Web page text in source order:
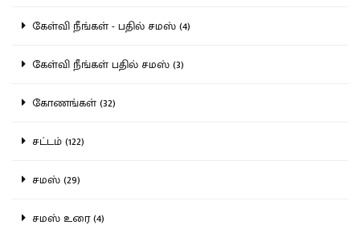
கேள்வி நீங்கள் - பதில் சமஸ் (4)
கேள்வி நீங்கள் பதில் சமஸ் (3)
கோணங்கள் (32)
சட்டம் (122)
சமஸ் (29)
சமஸ் உரை (4)